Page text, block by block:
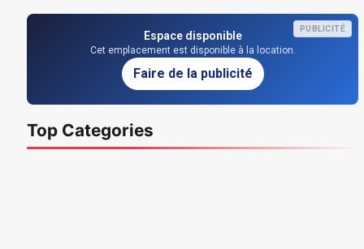
PUBLICITÉ
Espace disponible
Cet emplacement est disponible à la location.
Faire de la publicité
Top Categories